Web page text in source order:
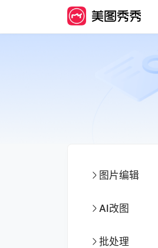
图片编辑
AI改图
批处理